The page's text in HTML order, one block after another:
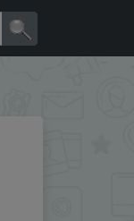
DotDisplay